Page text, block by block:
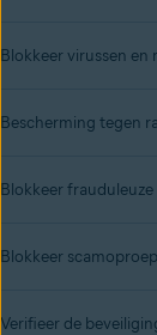
Blokkeervirussen en
Bescherming tegen
Blokkeer frauduleuze
Blokkeer
Verifieer de